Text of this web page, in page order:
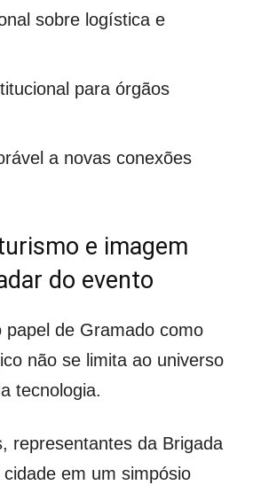
sobre logística e
para órgãos
a novas conexões
e imagem
do evento
papel de Gramado como
não se limita ao universo
tecnologia.
representantes da Brigada
em um simpósio